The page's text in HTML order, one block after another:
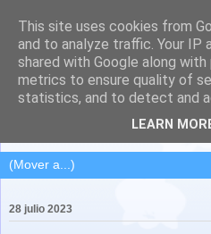
QUINTANA
(Palencia)
Pueblo del Cerrato palentino
28 julio 2023
This site uses cookies from
and to analyze traffic. Your IP
shared with Google along
metrics to ensure quality of
statistics, and to detect and
LEARN